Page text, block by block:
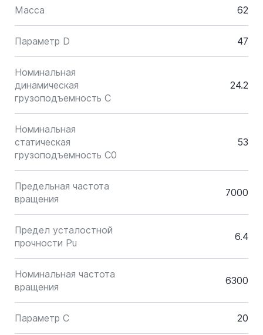
Масса 62
Параметр D 47
Номинальная
динамическая
грузоподъемность C
24.2
Номинальная
статическая
грузоподъемность C0
53
Предельная частота
вращения
7000
Предел усталостной
прочности Pu
6.4
Номинальная частота
вращения
6300
Параметр C 20